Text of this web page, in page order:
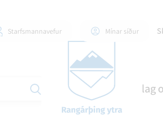
Stjórnsýsla Skipulag
Starfsmannavefur Mínar síður